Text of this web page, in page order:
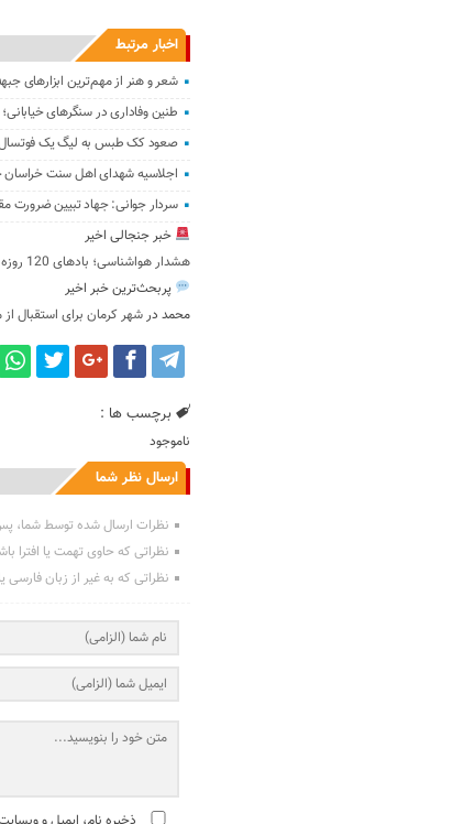
اخبار مرتبط
شعر و هنر از مهم‌ترین ابزارهای
طنین وفاداری در سنگرهای
صعود کک طبس به لیگ یک فوتسال؛
اجلاسیه شهدای اهل سنت خراسان
سردار جوانی: جهاد تبیین ضرورت
خبر جنجالی اخیر
هشدار هواشناسی؛ بادهای 120 روزه دوباره در سیستان شدت می‌گیرد
پربحث‌ترین خبر اخیر
محمد درشهر کرمان برای استقبال
برچسب ها :
ناموجود
ارسال نظر شما
نظرات ارسال شده توسط شما،
نظراتی که حاوی تهمت یا افترا
نظراتی که به غیر از زبان